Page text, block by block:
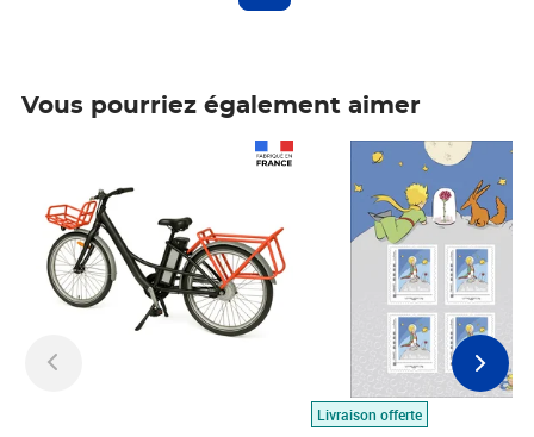
Vous pourriez également aimer
Livraison offerte
Prix 7,50€